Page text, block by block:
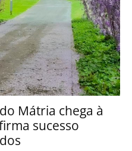
Mátria chega à
sucesso